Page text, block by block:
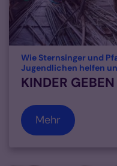
Wie Sternsinger und
Jugendlichen helfen
KINDER
Mehr